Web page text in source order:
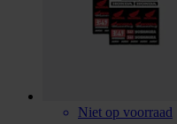
Niet op voorraad